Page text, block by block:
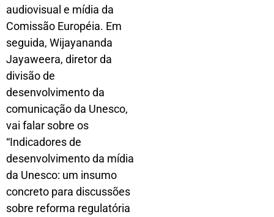
audiovisual e mídia da
Comissão Européia. Em
seguida, Wijayananda
Jayaweera, diretor da
divisão de
desenvolvimento da
comunicação da Unesco,
vai falar sobre os
“Indicadores de
desenvolvimento da mídia
da Unesco: um insumo
concreto para discussões
sobre reforma regulatória